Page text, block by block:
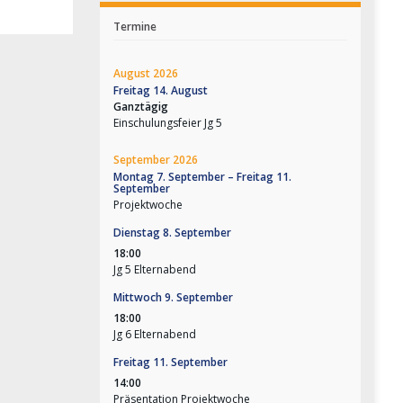
Termine
August 2026
Freitag 14. August
Ganztägig
Einschulungsfeier Jg 5
September 2026
Montag 7. September – Freitag 11.
September
Projektwoche
Dienstag8. September
18:00
Jg 5 Elternabend
Mittwoch9. September
18:00
Jg 6 Elternabend
Freitag 11. September
14:00
Präsentation Projektwoche